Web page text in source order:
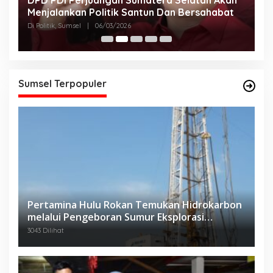
Menjalankan Politik Santun Dan Bersahabat
Di Politik, Sumsel | 06/03/2026
Sumsel Terpopuler
Pertamina Hulu Rokan Temukan Hidrokarbon
melalui Pengeboran Sumur Eksplorasi
Anggrek Violet (AVO)-001
3043 Dilihat